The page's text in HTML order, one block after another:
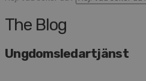
The Blog
Ungdomsledartjänst